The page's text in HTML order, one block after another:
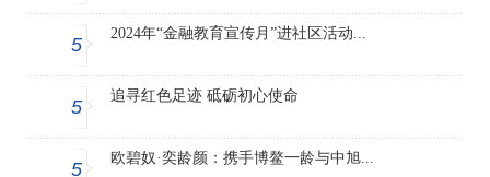
5
2024年“金融教育宣传月”进社区活动...
5
追寻红色足迹 砥砺初心使命
5
欧碧奴·奕龄颜：携手博鳌一龄与中旭...